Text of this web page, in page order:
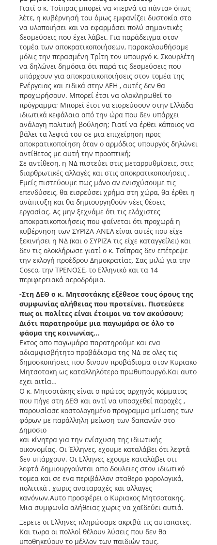
Γιατί ο κ. Τσίπρας μπορεί να «περνά τα πάντα» όπως
λέτε, η κυβέρνησή του όμως εμφανίζει δυστοκία στο
να υλοποιήσει και να εφαρμόσει πολύ σημαντικές
δεσμεύσεις που έχει λάβει. Για παράδειγμα στον
τομέα των αποκρατικοποιήσεων, παρακολουθήσαμε
μόλις την περασμένη Τρίτη τον υπουργό κ. Σκουρλέτη
να δηλώνει δημόσια ότι παρά τις δεσμεύσεις που
υπάρχουν για αποκρατικοποιήσεις στον τομέα της
Ενέργειας και ειδικά στην ΔΕΗ , αυτές δεν θα
προχωρήσουν. Μπορεί έτσι να ολοκληρωθεί το
πρόγραμμα; Μπορεί έτσι να εισρεύσουν στην Ελλάδα
ιδιωτικά κεφάλαια από την ώρα που δεν υπάρχει
ανάλογη πολιτική βούληση; Γιατί να έρθει κάποιος να
βάλει τα λεφτά του σε μια επιχείρηση προς
αποκρατικοποίηση όταν ο αρμόδιος υπουργός δηλώνει
αντίθετος με αυτή την προοπτική;
Σε αντίθεση, η ΝΔ πιστεύει στις μεταρρυθμίσεις, στις
διαρθρωτικές αλλαγές και στις αποκρατικοποιήσεις .
Εμείς πιστεύουμε πως μόνο αν ενισχύσουμε τις
επενδύσεις, θα εισρεύσει χρήμα στη χώρα, θα έρθει η
ανάπτυξη και θα δημιουργηθούν νέες θέσεις
εργασίας. Ας μην ξεχνάμε ότι τις ελάχιστες
αποκρατικοποιήσεις που φαίνεται ότι προχωρά η
κυβέρνηση των ΣΥΡΙΖΑ-ΑΝΕΛ είναι αυτές που είχε
ξεκινήσει η ΝΔ (και ο ΣΥΡΙΖΑ τις είχε καταγγείλει) και
δεν τις ολοκλήρωσε γιατί ο κ. Τσίπρας δεν επέτρεψε
την εκλογή προέδρου Δημοκρατίας. Σας μιλώ για την
Cosco, την ΤΡΕΝΟΣΕ, το Ελληνικό και τα 14
περιφερειακά αεροδρόμια.
-Στη ΔΕΘ ο κ. Μητσοτάκης εξέθεσε τους όρους της
συμφωνίας αλήθειας που προτείνει. Πιστεύετε
πως οι πολίτες είναι έτοιμοι να τον ακούσουν;
Διότι παρατηρούμε μια παγωμάρα σε όλο το
φάσμα της κοινωνίας…
Εκτος απο παγωμάρα παρατηρούμε και ενα
αδιαμφισβήτητο προβάδισμα της ΝΔ σε ολες τις
δημοσκοπήσεις που δινουν προβάδισμα στον Κυριακο
Μητσοτακη ως καταλληλότερο πρωθυπουργό.Και αυτο
εχει αιτία…
Ο κ. Μητσοτάκης είναι ο πρώτος αρχηγός κόμματος
που πήγε στη ΔΕΘ και αντί να υποσχεθεί παροχές ,
παρουσίασε κοστολογημένο προγραμμα μείωσης των
φόρων με παράλληλη μείωση των δαπανών στο
Δημοσιο
και κίνητρα για την ενίσχυση της ιδιωτικής
οικονομίας. Οι Έλληνες, εχουμε καταλάβει ότι λεφτά
δεν υπάρχουν. Οι Ελληνες εχουμε καταλάβει οτι
λεφτά δημιουργούνται απο δουλειες στον ιδιωτικό
τομεα και σε ενα περιβάλλον σταθερο φορολογικά,
πολιτικά , χωρις αναταραχές και αλλαγες
κανόνων.Αυτο προσφέρει ο Κυριακος Μητσοτακης.
Μια συμφωνία αλήθειας χωρις να χαϊδεύει αυτιά.
Ξερετε οι Ελληνες πληρώσαμε ακριβά τις αυταπατες.
Και τωρα οι πολλοί θέλουν λύσεις που δεν θα
υποθηκεύουν το μέλλον των παιδιών τους.